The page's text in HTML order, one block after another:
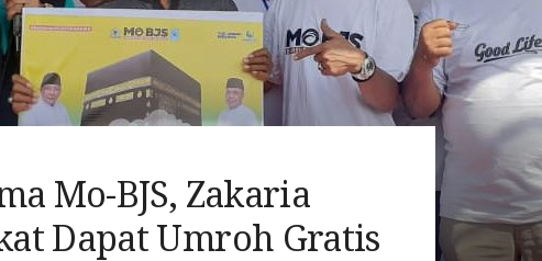
Mo-BJS, Zakaria
Dapat Umroh Gratis